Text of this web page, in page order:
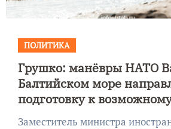
ПОЛИТИКА
Грушко: манёвры НАТО
Балтийском море
подготовку к
столкновению с Россией
Заместитель министра иностранных дел России